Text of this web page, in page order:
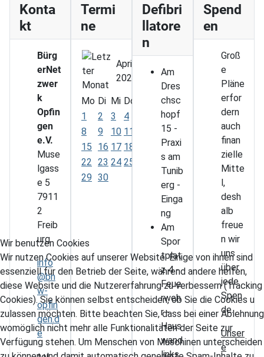
Konta
kt
Bürg
erNet
zwer
k
Opfin
gen
e.V.
Muse
lgass
e 5
7911
2
Freib
urg
info
@bn
w-
opfin
gen.d
e
Termi
ne
April
2024
Mo Di Mi Do Sa So
1
2 3 4
7
8
9 10 11
14
15
16 17 18 20 21
22 23 24 25 27 28
29 30
Defibri
llatore
n
Am
Dres
chsc
hopf
15 -
Praxi
s am
Tunib
erg -
Einga
ng
Am
Spor
tplat
z 4 -
Feue
rweh
r -
Haus
wand
links
Spend
en
Groß
e
Pläne
erfor
dern
auch
finan
zielle
Mitte
l,
desh
alb
freue
n wir
uns
über
jede
Spen
de.
Unser
e
Wir benutzen Cookies
Wir nutzen Cookies auf unserer Website. Einige von ihnen sind
essenziell für den Betrieb der Seite, während andere helfen,
diese Website und die Nutzererfahrung zu verbessern (Tracking
Cookies). Sie können selbst entscheiden, ob Sie die Cookies u
zulassen möchten. Bitte beachten Sie, dass bei einer Ablehnung
womöglich nicht mehr alle Funktionalitäten der Seite zur
Verfügung stehen. Um Menschen von Maschinen unterscheiden